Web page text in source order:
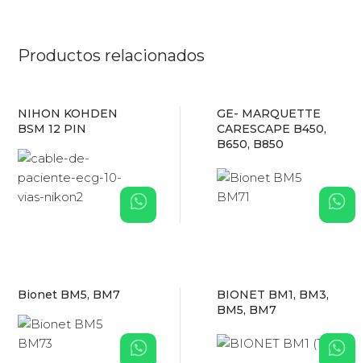
Productos relacionados
NIHON KOHDEN
BSM 12 PIN
GE- MARQUETTE
CARESCAPE B450,
B650, B850
Bionet BM5, BM7
BIONET BM1, BM3,
BM5, BM7